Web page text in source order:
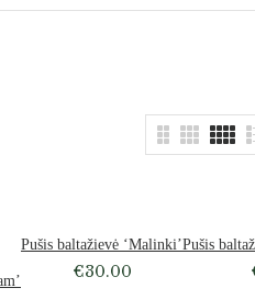
Pušis baltažievė ‘Malinki’
€30.00
Pušis